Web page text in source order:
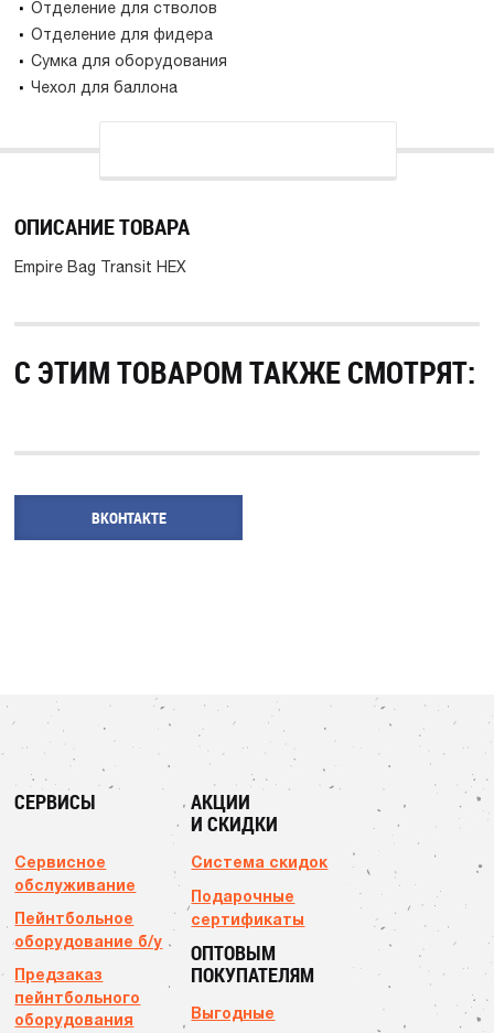
Отделение для стволов
Отделение для фидера
Сумка для оборудования
Чехол для баллона
ОПИСАНИЕ ТОВАРА
Empire Bag Transit HEX
С ЭТИМ ТОВАРОМ ТАКЖЕ СМОТРЯТ:
ВКОНТАКТЕ
СЕРВИСЫ
Сервисное
обслуживание
Пейнтбольное
оборудование б/у
Предзаказ
пейнтбольного
оборудования
АКЦИИ
И СКИДКИ
Система скидок
Подарочные
сертификаты
ОПТОВЫМ
ПОКУПАТЕЛЯМ
Выгодные